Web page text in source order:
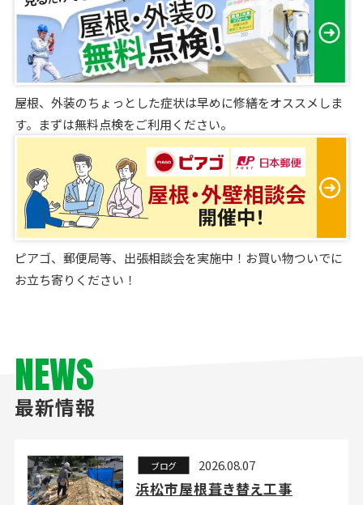
屋根、外装のちょっとした症状は早めに修繕をオススメしま
す。まずは無料点検をご利用ください。
ピアゴ、郵便局等、出張相談会を実施中！お買い物ついでに
お立ち寄りください！
NEWS
最新情報
ブログ 2026.08.07
浜松市屋根葺き替え工事